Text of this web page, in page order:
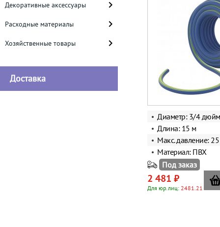
Декоративные аксессуары
Расходные материалы
Хозяйственные товары
Доставка
Диаметр: 3/4
Длина: 15 м
Макс. давление:
Материал: ПВХ
Под заказ
2 481 ₽
Для юр.лиц: 2481.21